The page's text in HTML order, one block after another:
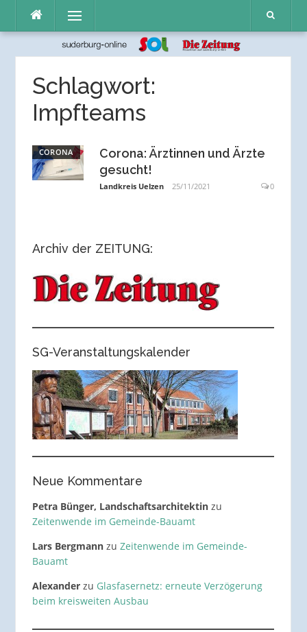
Inhalt
Menü
Schlagwort:
Impfteams
CORONA
Corona: Ärztinnen und Ärzte
gesucht!
Landkreis Uelzen 25/11/2021 0
Archiv der ZEITUNG:
SG-Veranstaltungskalender
Neue Kommentare
Petra Bünger, Landschaftsarchitektinzu
Zeitenwende im Gemeinde-Bauamt
Lars Bergmannzu Zeitenwende im Gemeinde-
Bauamt
Alexanderzu Glasfasernetz: erneute Verzögerung
beim kreisweiten Ausbau